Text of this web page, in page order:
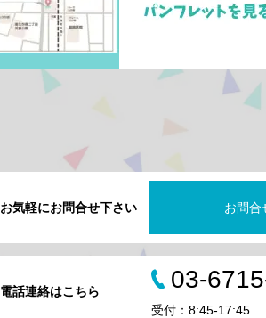
お気軽にお問合せ下さい お問合
電話連絡はこちら 03-
受付：8:45-17:45